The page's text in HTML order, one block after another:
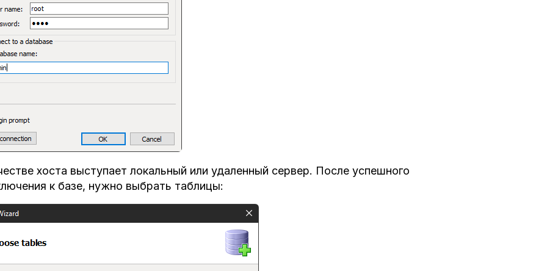
хоста выступает локальный или удаленный сервер. После успешного
к базе, нужно выбрать таблицы: